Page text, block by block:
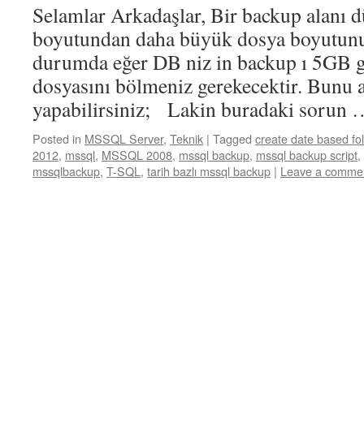
Selamlar Arkadaşlar, Bir backup alanı
boyutundan daha büyük dosya
durumda eğer DB niz in backup ı 5GB
dosyasını bölmeniz gerekecektir. Bunu
yapabilirsiniz; Lakin buradaki
Posted in MSSQL Server, Teknik | Tagged create date based
2012, mssql, MSSQL 2008, mssql backup, mssql backup script,
mssqlbackup, T-SQL , tarih bazlı mssql backup | Leave a